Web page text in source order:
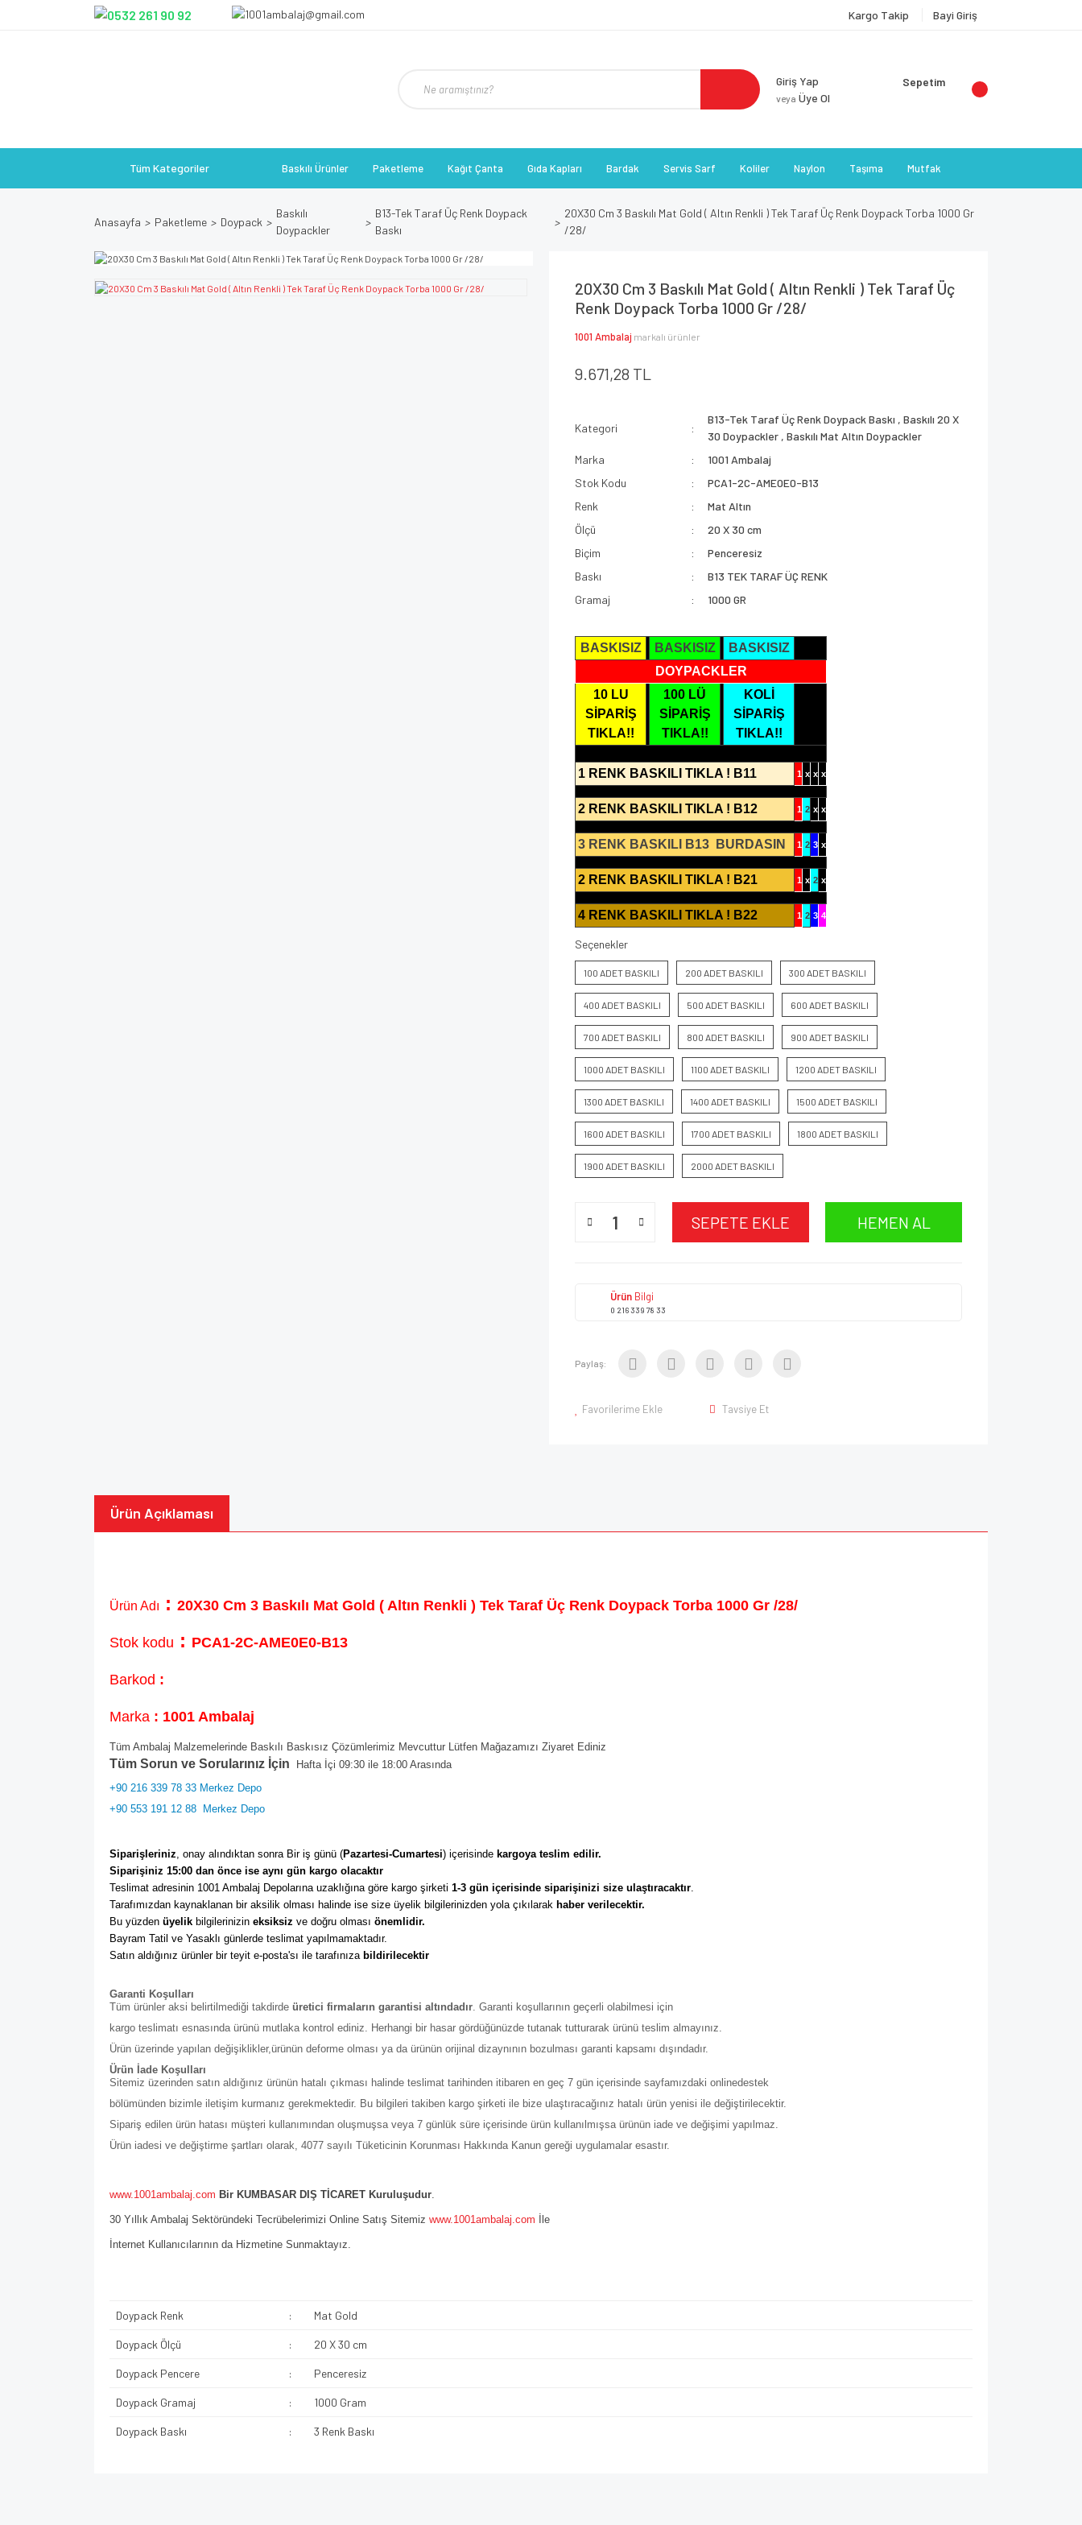
Kargo Takip Bayi Giriş
Giriş Yap
veya Üye Ol
Sepetim
Tüm Kategoriler Baskılı Ürünler Paketleme Kağıt Çanta Gıda Kapları Bardak Servis Sarf Koliler Naylon Taşıma Mutfak
Anasayfa Paketleme Doypack
Baskılı
Doypackler
B13-Tek Taraf Üç Renk Doypack
Baskı
20X30 Cm 3 Baskılı Mat Gold ( Altın Renkli ) Tek Taraf Üç Renk Doypack Torba 1000 Gr
/28/
20X30 Cm 3 Baskılı Mat Gold ( Altın Renkli ) Tek Taraf Üç
Renk Doypack Torba 1000 Gr /28/
1001 Ambalaj markalı ürünler
9.671,28 TL
Kategori
B13-Tek Taraf Üç Renk Doypack Baskı ,Baskılı 20 X
30 Doypackler ,Baskılı Mat Altın Doypackler
Marka
1001 Ambalaj
Stok Kodu
PCA1-2C-AME0E0-B13
Renk
Mat Altın
Ölçü
20 X 30 cm
Biçim
Penceresiz
Baskı
B13 TEK TARAF ÜÇ RENK
Gramaj
1000 GR
BASKISIZ BASKISIZ
BASKISIZ
DOYPACKLER
10 LU
SİPARİŞ
TIKLA!!
100 LÜ
SİPARİŞ
TIKLA!!
KOLİ
SİPARİŞ
TIKLA!!
1 RENK BASKILI TIKLA ! B11 1 x x x
2 RENK BASKILI TIKLA ! B12 1 2 x x
3 RENK BASKILI B13 BURDASIN 1 2 3 x
2 RENK BASKILI TIKLA ! B21 1 x 2 x
4 RENK BASKILI TIKLA ! B22 1 2 3 4
Seçenekler
100 ADET BASKILI 200 ADET BASKILI 300 ADET BASKILI
400 ADET BASKILI 500 ADET BASKILI 600 ADET BASKILI
700 ADET BASKILI 800 ADET BASKILI 900 ADET BASKILI
1000 ADET BASKILI 1100 ADET BASKILI 1200 ADET BASKILI
1300 ADET BASKILI 1400 ADET BASKILI 1500 ADET BASKILI
1600 ADET BASKILI 1700 ADET BASKILI 1800 ADET BASKILI
1900 ADET BASKILI 2000 ADET BASKILI
SEPETE EKLE HEMEN AL
Ürün Bilgi
0 216 339 78 33
Paylaş:
Favorilerime Ekle Tavsiye Et
Ürün Açıklaması
Ürün Adı : 20X30 Cm 3 Baskılı Mat Gold ( Altın Renkli ) Tek Taraf Üç Renk Doypack Torba 1000 Gr /28/
Stok kodu : PCA1-2C-AME0E0-B13
Barkod :
Marka : 1001 Ambalaj
Tüm Ambalaj Malzemelerinde Baskılı Baskısız Çözümlerimiz Mevcuttur Lütfen Mağazamızı Ziyaret Ediniz
Tüm Sorun ve Sorularınız İçin Hafta İçi 09:30 ile 18:00 Arasında
+90 216 339 78 33 Merkez Depo
+90 553 191 12 88 Merkez Depo
Siparişleriniz, onay alındıktan sonra Bir iş günü (Pazartesi-Cumartesi) içerisinde kargoya teslim edilir.
Siparişiniz 15:00 dan önce ise aynı gün kargo olacaktır
Teslimat adresinin 1001 Ambalaj Depolarına uzaklığına göre kargo şirketi 1-3 gün içerisinde siparişinizi size ulaştıracaktır.
Tarafımızdan kaynaklanan bir aksilik olması halinde ise size üyelik bilgilerinizden yola çıkılarak haber verilecektir.
Bu yüzden üyelik bilgilerinizin eksiksiz ve doğru olması önemlidir.
Bayram Tatil ve Yasaklı günlerde teslimat yapılmamaktadır.
Satın aldığınız ürünler bir teyit e-posta'sı ile tarafınıza bildirilecektir
Garanti Koşulları
Tüm ürünler aksi belirtilmediği takdirde üretici firmaların garantisi altındadır. Garanti koşullarının geçerli olabilmesi için
kargo teslimatı esnasında ürünü mutlaka kontrol ediniz. Herhangi bir hasar gördüğünüzde tutanak tutturarak ürünü teslim almayınız.
Ürün üzerinde yapılan değişiklikler,ürünün deforme olması ya da ürünün orijinal dizaynının bozulması garanti kapsamı dışındadır.
Ürün İade Koşulları
Sitemiz üzerinden satın aldığınız ürünün hatalı çıkması halinde teslimat tarihinden itibaren en geç 7 gün içerisinde sayfamızdaki onlinedestek
bölümünden bizimle iletişim kurmanız gerekmektedir. Bu bilgileri takiben kargo şirketi ile bize ulaştıracağınız hatalı ürün yenisi ile değiştirilecektir.
Sipariş edilen ürün hatası müşteri kullanımından oluşmuşsa veya 7 günlük süre içerisinde ürün kullanılmışsa ürünün iade ve değişimi yapılmaz.
Ürün iadesi ve değiştirme şartları olarak, 4077 sayılı Tüketicinin Korunması Hakkında Kanun gereği uygulamalar esastır.
www.1001ambalaj.com Bir KUMBASAR DIŞ TİCARET Kuruluşudur.
30 Yıllık Ambalaj Sektöründeki Tecrübelerimizi Online Satış Sitemiz www.1001ambalaj.com İle
İnternet Kullanıcılarının da Hizmetine Sunmaktayız.
Doypack Renk : Mat Gold
Doypack Ölçü : 20 X 30 cm
Doypack Pencere : Penceresiz
Doypack Gramaj : 1000 Gram
Doypack Baskı : 3 Renk Baskı